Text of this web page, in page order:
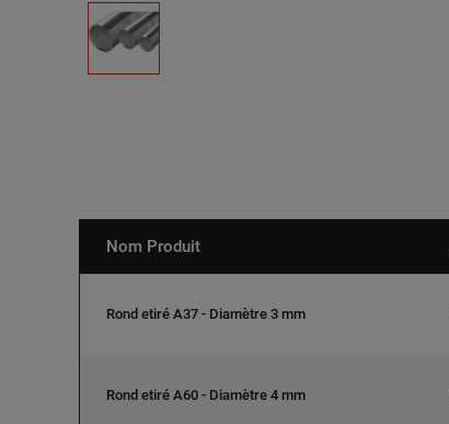
Nom Produit
Rond etiré A37 - Diamètre 3 mm
Rond etiré A60 - Diamètre 4 mm